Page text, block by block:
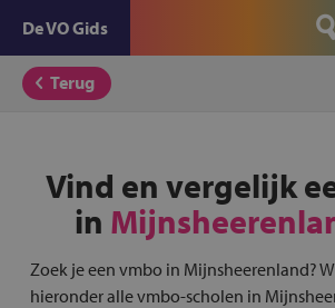
De VO Gids
Terug
Vind en vergelijk
in
Zoek je een vmbo in Mijnsheerenland?
hieronder alle vmbo-scholen in